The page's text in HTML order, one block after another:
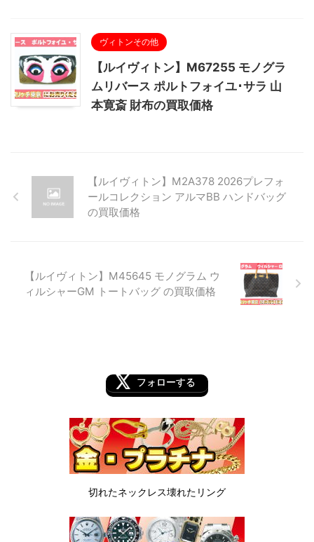
ヴィトンその他
【ルイヴィトン】M67255 モノグラ
ムリバース ポルトフォイユ･サラ 山
本寛斎 財布の買取価格
【ルイヴィトン】M2A378 2026プレフォ
ールコレクション アルマBB ハンドバッグ
の買取価格
【ルイヴィトン】M45645 モノグラム ウ
ィルシャーGM トートバッグ の買取価格
フォローする
切れたネックレス壊れたリング